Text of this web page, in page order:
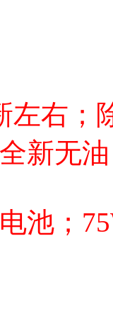
左右；
新无
池；